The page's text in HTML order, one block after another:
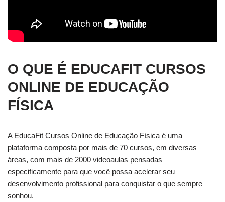
O QUE É EDUCAFIT CURSOS
ONLINE DE EDUCAÇÃO
FÍSICA
A EducaFit Cursos Online de Educação Física é uma
plataforma composta por mais de 70 cursos, em diversas
áreas, com mais de 2000 videoaulas pensadas
especificamente para que você possa acelerar seu
desenvolvimento profissional para conquistar o que sempre
sonhou.